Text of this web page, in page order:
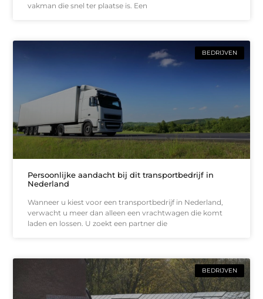
vakman die snel ter plaatse is. Een
BEDRIJVEN
Persoonlijke aandacht bij dit transportbedrijf in
Nederland
Wanneer u kiest voor een transportbedrijf in Nederland,
verwacht u meer dan alleen een vrachtwagen die komt
laden en lossen. U zoekt een partner die
BEDRIJVEN